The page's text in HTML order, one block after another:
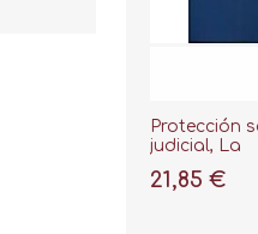
Protección
judicial, La
21,85 €